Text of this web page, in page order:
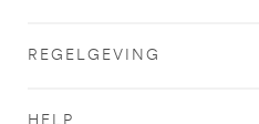
REGELGEVING